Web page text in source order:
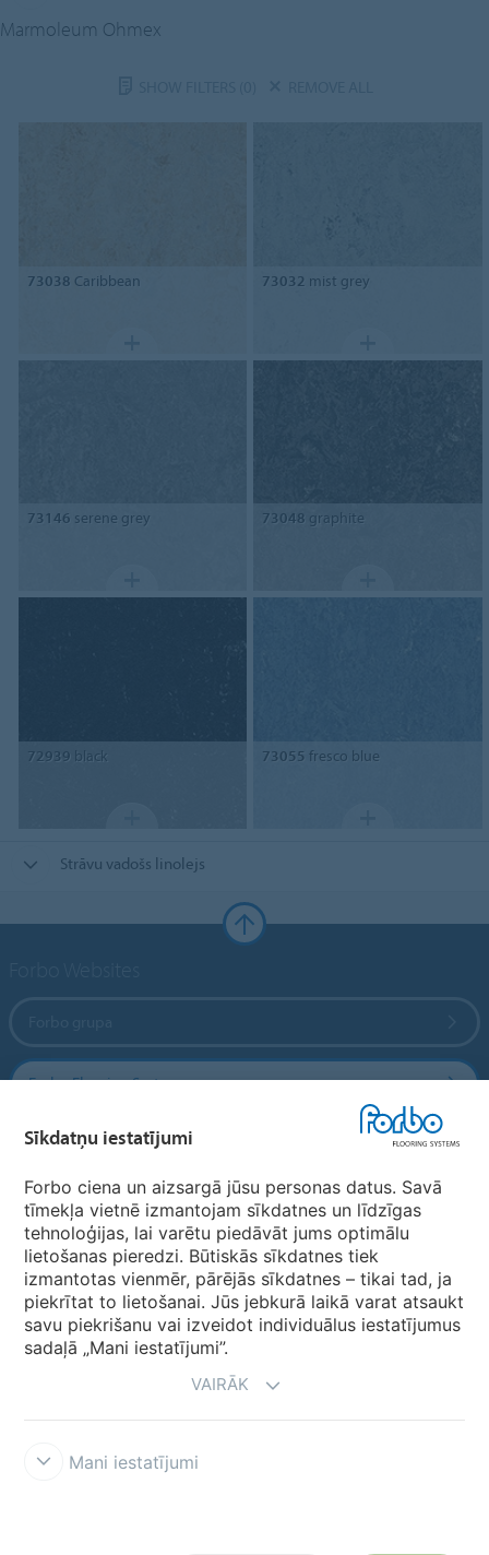
Marmoleum Ohmex
73038 Caribbean 73032 mist grey
73146 serene grey 73048 graphite
72939 black 73055 fresco blue
Strāvu vadošs linolejs
Forbo Flooring Systems
Forbo Movement Systems
Valstu mājas lapas
Izvēlēties valsti
Sīkdatņu iestatījumi
Forbo ciena un aizsargā jūsu personas datus. Savā
tīmekļa vietnē izmantojam sīkdatnes un līdzīgas
tehnoloģijas, lai varētu piedāvāt jums optimālu
lietošanas pieredzi. Būtiskās sīkdatnes tiek
izmantotas vienmēr, pārējās sīkdatnes – tikai tad, ja
piekrītat to lietošanai. Jūs jebkurā laikā varat atsaukt
savu piekrišanu vai izveidot individuālus iestatījumus
sadaļā „Mani iestatījumi”.
VAIRĀK
Mani iestatījumi